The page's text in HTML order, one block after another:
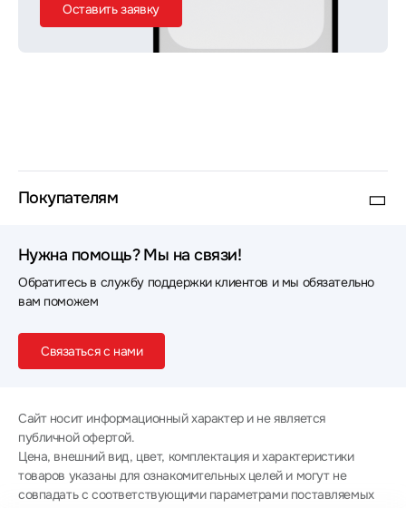
Оставить заявку
Покупателям
Нужна помощь? Мы на связи!
Обратитесь в службу поддержки клиентов и мы обязательно
вам поможем
Связаться с нами
Сайт носит информационный характер и не является
публичной офертой.
Цена, внешний вид, цвет, комплектация и характеристики
товаров указаны для ознакомительных целей и могут не
совпадать с соответствующими параметрами поставляемых